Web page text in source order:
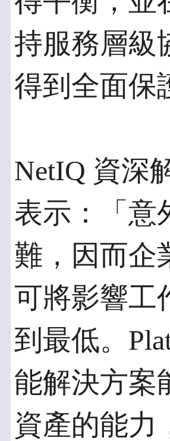
持服務層級
得到全面保
NetIQ 資深
表示：「意
難，因而企
可將影響工
到最低。
能解決方案
資產的能力